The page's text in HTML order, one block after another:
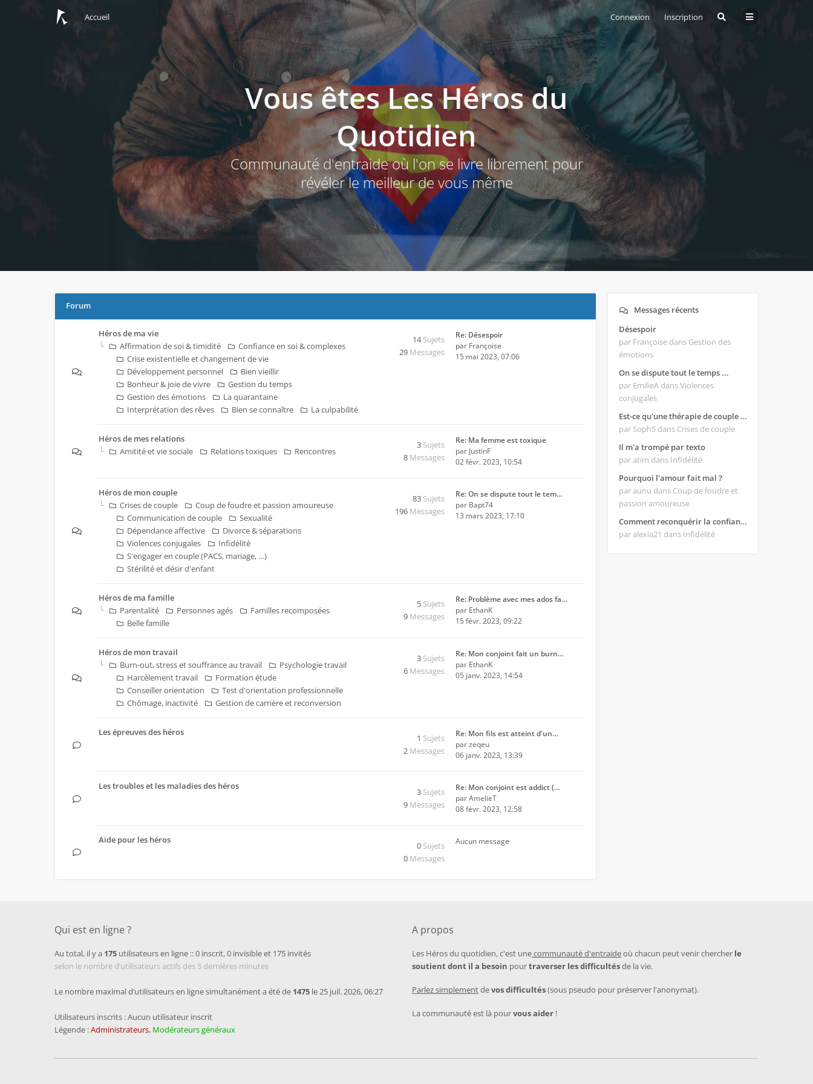
Connexion Inscription
Accueil
Vous êtes Les Héros du
Quotidien
Communauté d'entraide où l'on se livre librement pour
révéler le meilleur de vous même
Forum
Héros de ma vie
Affirmation de soi & timidité
Confiance en soi & complexes
Crise existentielle et changement de vie
Développement personnel
Bien vieillir
Bonheur & joie de vivre
Gestion du temps
Gestion des émotions
La quarantaine
Interprétation des rêves
Bien se connaître La culpabilité
14Sujets
29 Messages
Re: Désespoir
par Françoise
15 mai 2023, 07:06
Héros de mes relations
Amitité et vie sociale
Relations toxiques Rencontres
3 Sujets
8 Messages
Re: Ma femme est toxique
par JustinF
02 févr. 2023, 10:54
Héros de mon couple
Crises de couple
Coup de foudre et passion amoureuse
Communication de couple
Sexualité
Dépendance affective
Divorce & séparations
Violences conjugales
Infidélité
S'engager en couple (PACS, mariage, …)
Stérilité et désir d'enfant
83 Sujets
196 Messages
Re: On se dispute tout le tem…
par Bapt74
13 mars 2023, 17:10
Héros de ma famille
Parentalité
Personnes agés
Familles recomposées
Belle famille
5 Sujets
9 Messages
Re: Problème avec mes ados fa…
par EthanK
15 févr. 2023, 09:22
Héros de mon travail
Burn-out, stress et souffrance au travail
Psychologie travail
Harcèlement travail
Formation étude
Conseiller orientation
Test d'orientation professionnelle
Chômage, inactivité
Gestion de carrière et reconversion
3 Sujets
6 Messages
Re: Mon conjoint fait un burn…
par EthanK
05 janv. 2023, 14:54
Les épreuves des héros
1 Sujets
2 Messages
Re: Mon fils est atteint d'un…
parzeqeu
06 janv. 2023, 13:39
Les troubles et les maladies des héros
3 Sujets
9 Messages
Re: Mon conjoint est addict (…
parAmelieT
08 févr. 2023, 12:58
Aide pour les héros
0 Sujets
0 Messages
Aucun message
Messages récents
Désespoir
par Françoise dans Gestion des
émotions
On se dispute tout le temps ...
par EmilieA dans Violences
conjugales
Est-ce qu'une thérapie de couple est efficace ?
par SophS dans Crises de couple
Il m'a trompé par texto
par atim dans Infidélité
Pourquoi l'amour fait mal ?
par aunu dans Coup de foudre et
passion amoureuse
Comment reconquérir la confiance de mon homme ?
par alexia21 dans Infidélité
Qui est en ligne ?
Au total, il y a 175 utilisateurs en ligne :: 0 inscrit, 0 invisible et 175 invités
selon le nombre d’utilisateurs actifs des 5 dernières minutes
Le nombre maximal d’utilisateurs en ligne simultanément a été de 1475 le 25 juil. 2026, 06:27
Utilisateurs inscrits : Aucun utilisateur inscrit
Légende :Administrateurs, Modérateurs généraux
A propos
Les Héros du quotidien, c'est unecommunauté d'entraideoù chacun peut venir chercher le
soutient dont il a besoin pourtraverser les difficultésde la vie.
Parlez simplementdevos difficultés(sous pseudo pour préserver l'anonymat).
La communauté est là pourvous aider !